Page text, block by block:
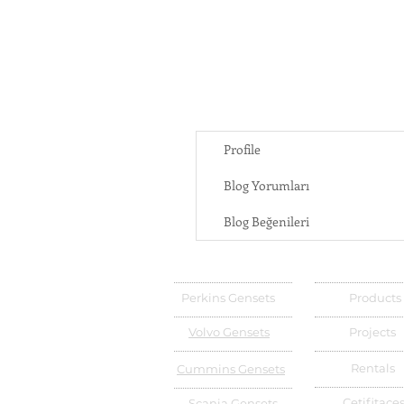
Profile
Blog Yorumları
Blog Beğenileri
Perkins Gensets
Volvo Gensets
Cummins Gensets
Products
Projects
Rentals